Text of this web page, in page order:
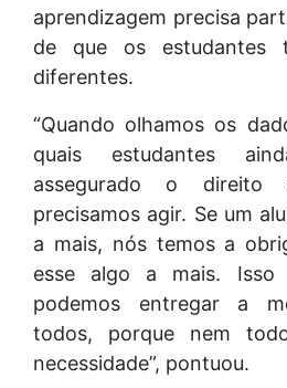
aprendizagem precisa
de que os estudantes
diferentes.
“Quando olhamos os
quais estudantes
assegurado o direito
precisamos agir. Se um
a mais, nós temos a
esse algo a mais. Isso
podemos entregar a
todos, porque nem
necessidade”, pontuou.